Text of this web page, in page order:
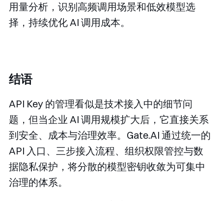
用量分析，识别高频调用场景和低效模型选
择，持续优化 AI 调用成本。
结语
API Key 的管理看似是技术接入中的细节问
题，但当企业 AI 调用规模扩大后，它直接关系
到安全、成本与治理效率。Gate.AI 通过统一的
API 入口、三步接入流程、组织权限管控与数
据隐私保护，将分散的模型密钥收敛为可集中
治理的体系。